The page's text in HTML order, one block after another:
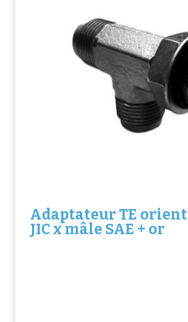
Adaptateur TE
JIC x mâle SAE + or